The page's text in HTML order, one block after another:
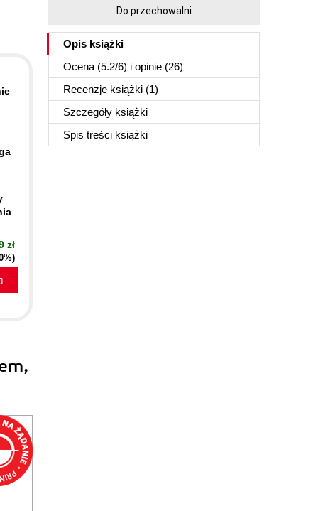
Do przechowalni
Opis książki
Ocena (5.2/6) i opinie (26)
Recenzje książki (1)
Szczegóły książki
Spis treści książki
zł